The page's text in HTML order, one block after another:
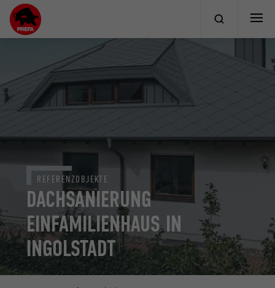
DACHSANIERUNG
EINFAMILIENHAUS IN
INGOLSTADT
REFERENZOBJEKTE